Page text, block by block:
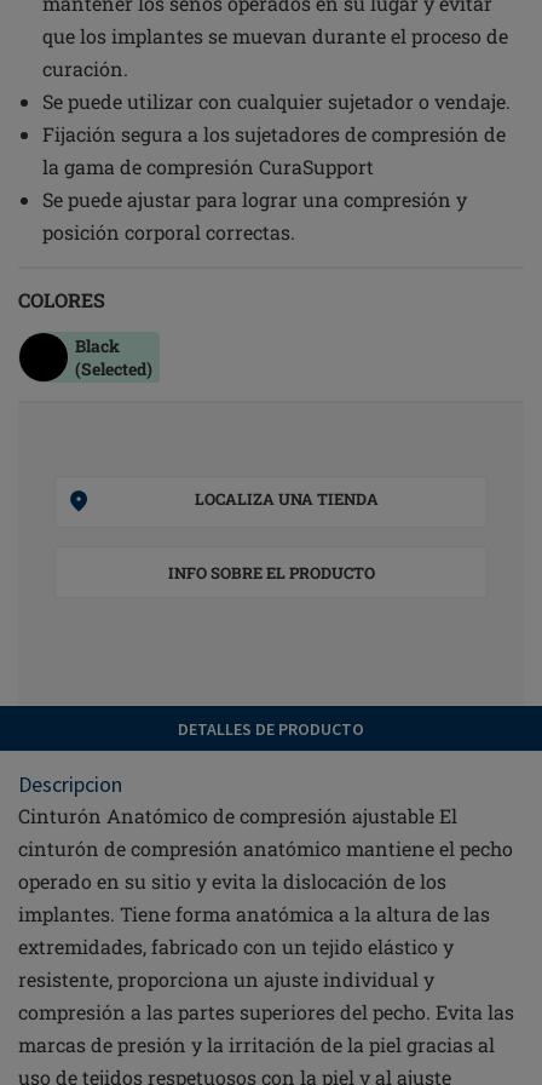
que los implantes se muevan durante el proceso de
curación.
Se puede utilizar con cualquier sujetador o vendaje.
Fijación segura a los sujetadores de compresión de
la gama de compresión CuraSupport
Se puede ajustar para lograr una compresión y
posición corporal correctas.
COLORES
Black
(Selected)
LOCALIZA UNA TIENDA
INFO SOBRE EL PRODUCTO
DETALLES DE PRODUCTO
Descripcion
Cinturón Anatómico de compresión ajustable El
cinturón de compresión anatómico mantiene el pecho
operado en su sitio y evita la dislocación de los
implantes. Tiene forma anatómica a la altura de las
extremidades, fabricado con un tejido elástico y
resistente, proporciona un ajuste individual y
compresión a las partes superiores del pecho. Evita las
marcas de presión y la irritación de la piel gracias al
uso de tejidos respetuosos con la piel y al ajuste